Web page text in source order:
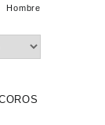
Hombre